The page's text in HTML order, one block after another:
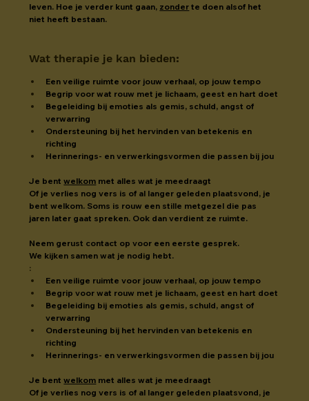
leven. Hoe je verder kunt gaan, zonder te doen alsof het
niet heeft bestaan.
Wat therapie je kan bieden:
Een veilige ruimte voor jouw verhaal, op jouw tempo
Begrip voor wat rouw met je lichaam, geest en hart doet
Begeleiding bij emoties als gemis, schuld, angst of
verwarring
Ondersteuning bij het hervinden van betekenis en
richting
Herinnerings- en verwerkingsvormen die passen bij jou
Je bent welkom met alles wat je meedraagt
Of je verlies nog vers is of al langer geleden plaatsvond, je
bent welkom. Soms is rouw een stille metgezel die pas
jaren later gaat spreken. Ook dan verdient ze ruimte.
Neem gerust contact op voor een eerste gesprek.
We kijken samen wat je nodig hebt.
:
Een veilige ruimte voor jouw verhaal, op jouw tempo
Begrip voor wat rouw met je lichaam, geest en hart doet
Begeleiding bij emoties als gemis, schuld, angst of
verwarring
Ondersteuning bij het hervinden van betekenis en
richting
Herinnerings- en verwerkingsvormen die passen bij jou
Je bent welkom met alles wat je meedraagt
Of je verlies nog vers is of al langer geleden plaatsvond, je